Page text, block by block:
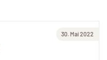
30. Mai 2022